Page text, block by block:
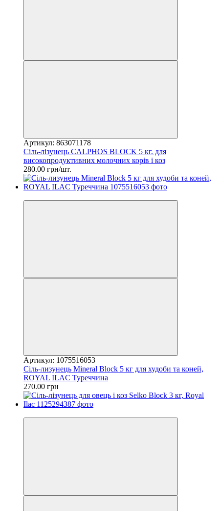
Артикул: 863071178
Сіль-лізунець CALPHOS BLOCK 5 кг. для
високопродуктивних молочних корів і коз
280.00 грн/шт.
Артикул: 1075516053
Сіль-лизунець Mineral Block 5 кг для худоби та коней,
ROYAL ILAC Туреччина
270.00 грн